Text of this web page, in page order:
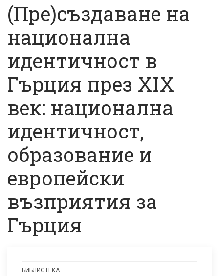
(Пре)създаване на
национална
идентичност в
Гърция през XIX
век: национална
идентичност,
образование и
европейски
възприятия за
Гърция
БИБЛИОТЕКА